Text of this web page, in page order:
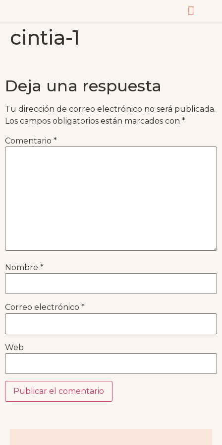
cintia-1
Deja una respuesta
Tu dirección de correo electrónico no será publicada.
Los campos obligatorios están marcados con *
Comentario *
Nombre *
Correo electrónico *
Web